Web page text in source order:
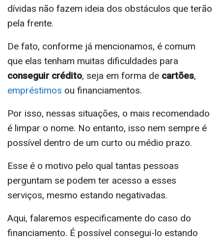
dívidas não fazem ideia dos obstáculos que terão
pela frente.
De fato, conforme já mencionamos, é comum
que elas tenham muitas dificuldades para
conseguir crédito, seja em forma de cartões,
empréstimos ou financiamentos.
Por isso, nessas situações, o mais recomendado
é limpar o nome. No entanto, isso nem sempre é
possível dentro de um curto ou médio prazo.
Esse é o motivo pelo qual tantas pessoas
perguntam se podem ter acesso a esses
serviços, mesmo estando negativadas.
Aqui, falaremos especificamente do caso do
financiamento. É possível consegui-lo estando